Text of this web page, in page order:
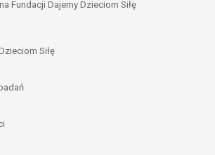
Fundacji Dajemy Dzieciom Siłę
Siłę